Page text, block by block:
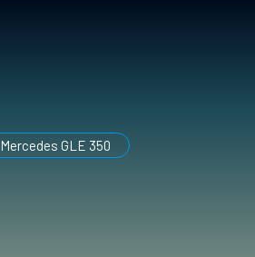
Mercedes GLE 350